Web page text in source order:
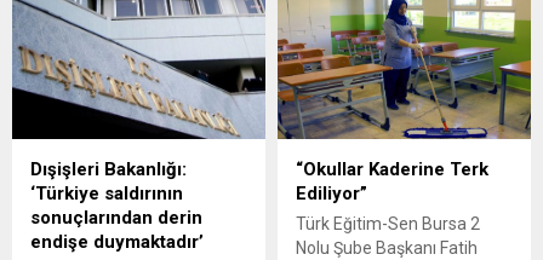
Mimar Odaları Birliği'nin
(TMMOB) Kanal İstanbul’a
ilişkin çevre düzeni plan
değişikliğine karşı açtığı
davada ...
sınır kapısını da kullanıyor.
Reyhanlı ilçesindeki
Cilvegözü Sınır Kapısı'na
gelenler, jandarmanın düzen
sağlamak ...
Dışişleri Bakanlığı:
‘Türkiye saldırının
sonuçlarından derin
endişe duymaktadır’
“Okullar Kaderine Terk
Ediliyor”
Türk Eğitim-Sen Bursa 2
Nolu Şube Başkanı Fatih